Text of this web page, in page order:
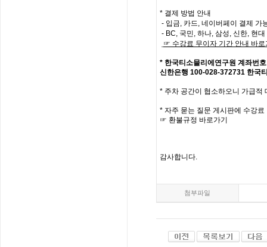
* 결제 방법 안내
- 입금, 카드, 네이버페이 결제 가
- BC, 국민, 하나, 삼성, 신한, 현
☞ 수강료 무이자 기간 안내 바로
* 한국티소믈리에연구원 계좌번호
신한은행 100-028-372731 한국
* 주차 공간이 협소하오니 가급적
* 자주 묻는 질문 게시판에 수강료
☞ 환불규정 바로가기
감사합니다.
첨부파일